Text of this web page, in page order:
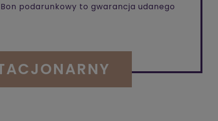
Bon podarunkowy to gwarancja udanego